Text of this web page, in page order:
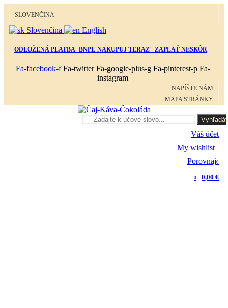
SLOVENČINA
Slovenčina English
ODLOŽENÁ PLATBA- BNPL-NAKUPUJ TERAZ - ZAPLAŤ NESKÔR
Fa-facebook-f Fa-twitter Fa-google-plus-g Fa-pinterest-p Fa-
instagram
NAPÍŠTE NÁM
MAPA STRÁNKY
Váš účet
My wishlist
Porovnaj0
0 0,00 €